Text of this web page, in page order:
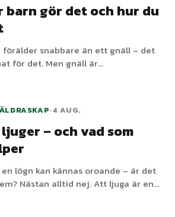
barn gör det och hur du
förälder snabbare än ett gnäll – det
för det. Men gnäll är
det enda sätt de har just nu. Så
•4 AUG.
– och vad som
lögn kan kännas oroande – är det
Nästan alltid nej. Att ljuga är en
Här är varför barn ljuger och